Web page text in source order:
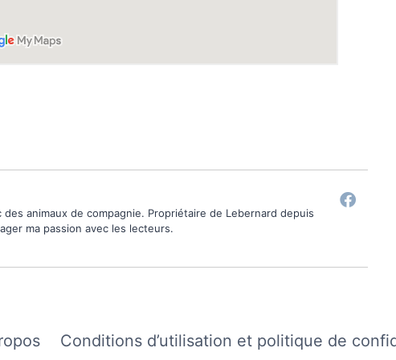
animaux de compagnie. Propriétaire de Lebernard depuis
ma passion avec les lecteurs.
Conditions d’utilisation et politique de